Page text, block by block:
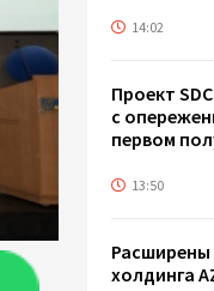
14:02
Проект
с
первом
13:50
холдинга